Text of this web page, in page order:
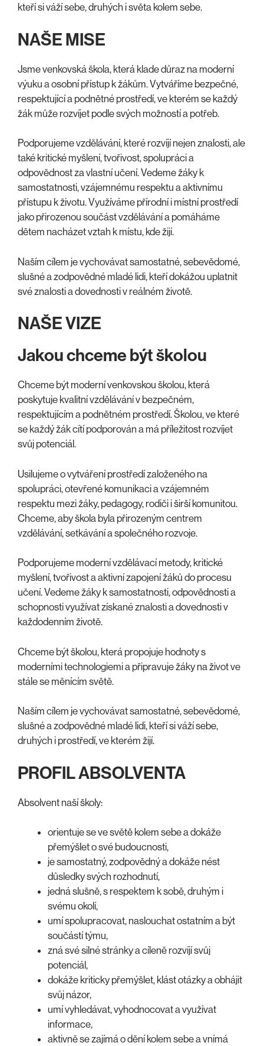
kteří si váží sebe, druhých i světa kolem sebe.
NAŠE MISE
Jsme venkovská škola, která klade důraz na moderní
výuku a osobní přístup k žákům. Vytváříme bezpečné,
respektující a podnětné prostředí, ve kterém se každý
žák může rozvíjet podle svých možností a potřeb.
Podporujeme vzdělávání, které rozvíjí nejen znalosti, ale
také kritické myšlení, tvořivost, spolupráci a
odpovědnost za vlastní učení. Vedeme žáky k
samostatnosti, vzájemnému respektu a aktivnímu
přístupu k životu. Využíváme přírodní i místní prostředí
jako přirozenou součást vzdělávání a pomáháme
dětem nacházet vztah k místu, kde žijí.
Naším cílem je vychovávat samostatné, sebevědomé,
slušné a zodpovědné mladé lidi, kteří dokážou uplatnit
své znalosti a dovednosti v reálném životě.
NAŠE VIZE
Jakou chceme být školou
Chceme být moderní venkovskou školou, která
poskytuje kvalitní vzdělávání v bezpečném,
respektujícím a podnětném prostředí. Školou, ve které
se každý žák cítí podporován a má příležitost rozvíjet
svůj potenciál.
Usilujeme o vytváření prostředí založeného na
spolupráci, otevřené komunikaci a vzájemném
respektu mezi žáky, pedagogy, rodiči i širší komunitou.
Chceme, aby škola byla přirozeným centrem
vzdělávání, setkávání a společného rozvoje.
Podporujeme moderní vzdělávací metody, kritické
myšlení, tvořivost a aktivní zapojení žáků do procesu
učení. Vedeme žáky k samostatnosti, odpovědnosti a
schopnosti využívat získané znalosti a dovednosti v
každodenním životě.
Chceme být školou, která propojuje hodnoty s
moderními technologiemi a připravuje žáky na život ve
stále se měnícím světě.
Naším cílem je vychovávat samostatné, sebevědomé,
slušné a zodpovědné mladé lidi, kteří si váží sebe,
druhých i prostředí, ve kterém žijí.
PROFIL ABSOLVENTA
Absolvent naší školy:
orientuje se ve světě kolem sebe a dokáže
přemýšlet o své budoucnosti,
je samostatný, zodpovědný a dokáže nést
důsledky svých rozhodnutí,
jedná slušně, s respektem k sobě, druhým i
svému okolí,
umí spolupracovat, naslouchat ostatním a být
součástí týmu,
zná své silné stránky a cíleně rozvíjí svůj
potenciál,
dokáže kriticky přemýšlet, klást otázky a obhájit
svůj názor,
umí vyhledávat, vyhodnocovat a využívat
informace,
aktivně se zajímá o dění kolem sebe a vnímá